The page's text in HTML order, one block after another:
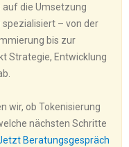
auf die Umsetzung
– von der
bis zur
Strategie, Entwicklung
wir, ob Tokenisierung
nächsten Schritte
Beratungsgespräch